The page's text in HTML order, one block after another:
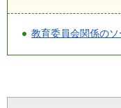
教育委員会関係の